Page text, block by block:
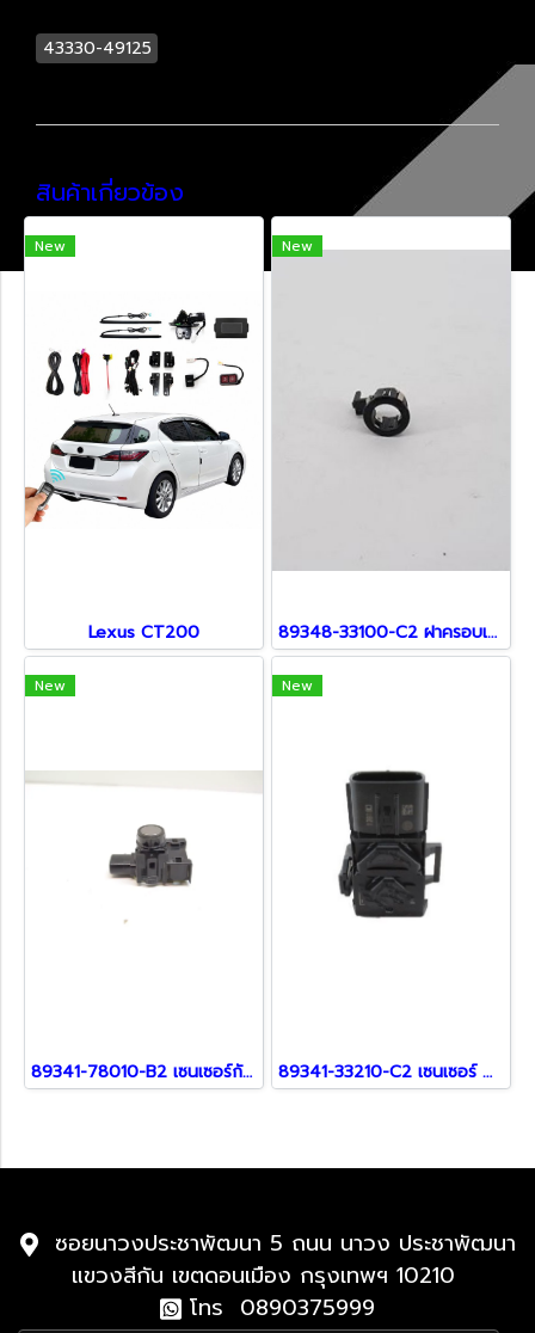
43330-49125
สินค้าเกี่ยวข้อง
New
Lexus CT200
New
89348-33100-C2 ฝาครอบเซ็นเซอร์ สำหรับ Lexus
New
89341-78010-B2 เซนเซอร์กันชน สำหรับรถ Lexus
New
89341-33210-C2 เซนเซอร์ สำหรับ Lexus
ซอยนาวงประชาพัฒนา 5 ถนน นาวง ประชาพัฒนา
แขวงสีกัน เขตดอนเมือง กรุงเทพฯ 10210
โทร 0890375999